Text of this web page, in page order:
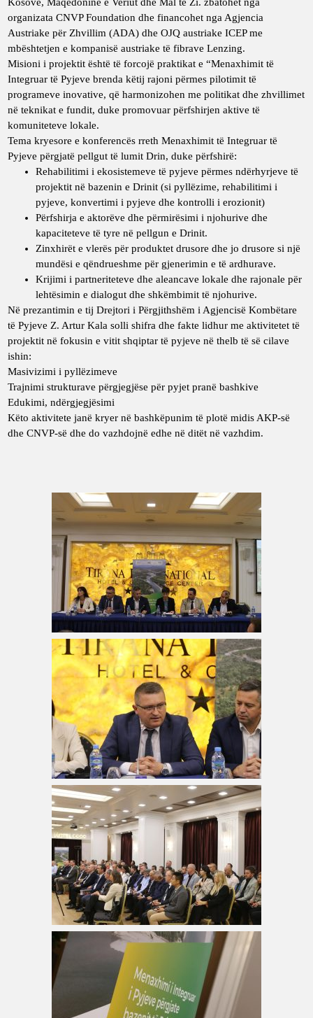
organizataCNVP Foundation dhe financohet nga Agjencia
Austriake për Zhvillim (ADA) dhe OJQ austriake ICEP me
mbështetjen e kompanisë austriake të fibrave Lenzing.
Misioni i projektit është të forcojë praktikat e “Menaxhimit të
Integruar të Pyjeve brenda këtij rajoni përmes pilotimit të
programeve inovative, që harmonizohen me politikat dhe zhvillimet
në teknikat e fundit, duke promovuar përfshirjen aktive të
komuniteteve lokale.
Tema kryesore e konferencës rreth Menaxhimit të Integruar të
Pyjeve përgjatë pellgut të lumit Drin, duke përfshirë:
Rehabilitimi i ekosistemeve të pyjeve përmes ndërhyrjeve të
projektit në bazenin e Drinit (si pyllëzime, rehabilitimi i
pyjeve, konvertimi i pyjeve dhe kontrolli i erozionit)
Përfshirja e aktorëve dhe përmirësimi i njohurive dhe
kapaciteteve të tyre në pellgun e Drinit.
Zinxhirët e vlerës për produktet drusore dhe jo drusore si një
mundësi e qëndrueshme për gjenerimin e të ardhurave.
Krijimi i partneriteteve dhe aleancave lokale dhe rajonale për
lehtësimin e dialogut dhe shkëmbimit të njohurive.
Në prezantimin e tij Drejtori i Përgjithshëm i Agjencisë Kombëtare
të Pyjeve Z. Artur Kala solli shifra dhe fakte lidhur me aktivitetet të
projektit në fokusin e vitit shqiptar të pyjeve në thelb të së cilave
ishin:
Masivizimi i pyllëzimeve
Trajnimi strukturave përgjegjëse për pyjet pranë bashkive
Edukimi, ndërgjegjësimi
Këto aktivitete janë kryer në bashkëpunim të plotë midis AKP-së
dhe CNVP-së dhe do vazhdojnë edhe në ditët në vazhdim.